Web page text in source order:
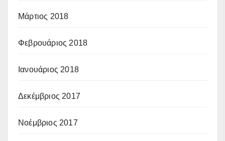
Μάρτιος 2018
Φεβρουάριος 2018
Ιανουάριος 2018
Δεκέμβριος 2017
Νοέμβριος 2017